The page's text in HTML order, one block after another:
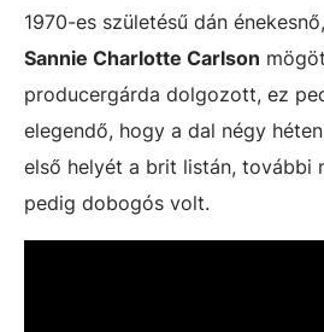
1970-es születésű dán
Sannie Charlotte Carlson
producergárda dolgozott, ez
elegendő, hogy a dal négy
első helyét a brit listán, további
pedig dobogós volt.